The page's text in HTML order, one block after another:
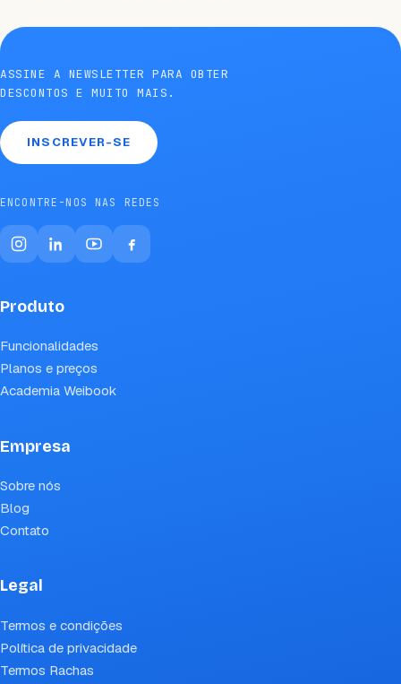
ASSINE A NEWSLETTER PARA OBTER
DESCONTOS E MUITO MAIS.
INSCREVER-SE
ENCONTRE-NOS NAS REDES
Produto
Funcionalidades
Planos e preços
Academia Weibook
Empresa
Sobre nós
Blog
Contato
Legal
Termos e condições
Política de privacidade
Termos Rachas